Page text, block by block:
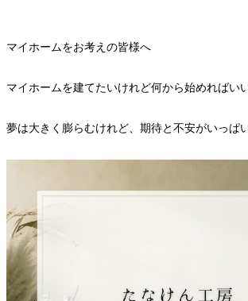
マイホームをお考えの皆様へ
マイホームを建てたいけれど何から始めればい
夢は大きく膨らむけれど、期待と不安がいっぱ